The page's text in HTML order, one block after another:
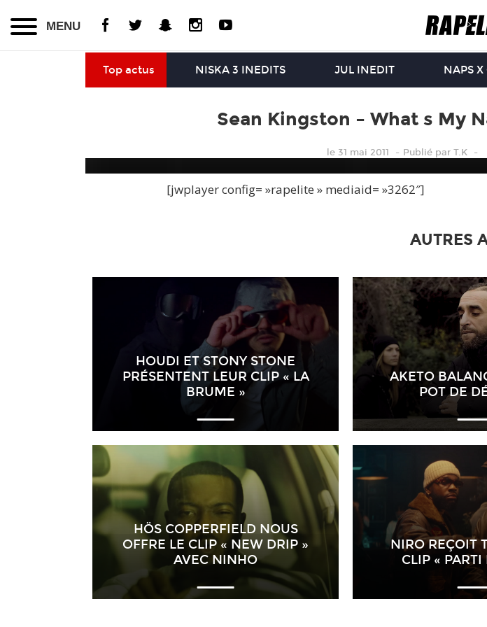
MENU
Top actus NISKA 3 INEDITS JUL INEDIT NAPS X
Sean Kingston – What s My
le 31 mai 2011 Publié par T.K
[jwplayer config= »rapelite » mediaid= »3262″]
AUTRES
HOUDI ET STONY STONE
PRÉSENTENT LEUR CLIP « LA
BRUME »
AKETO
POT DE
HÖS COPPERFIELD NOUS
OFFRE LE CLIP « NEW DRIP »
AVEC NINHO
NIRO REÇOIT
CLIP « PARTI